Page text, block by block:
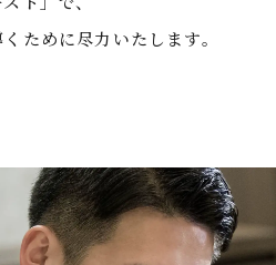
ために尽力いたします。